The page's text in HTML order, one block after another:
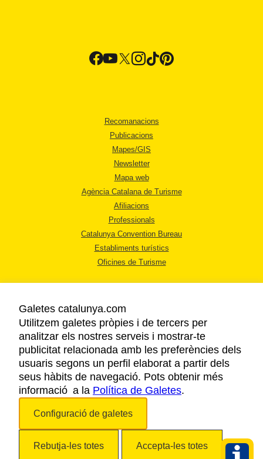
Recomanacions
Publicacions
Mapes/GIS
Newsletter
Mapa web
Agència Catalana de Turisme
Afiliacions
Professionals
Catalunya Convention Bureau
Establiments turístics
Oficines de Turisme
AVÍS LEGAL
POLÍTICA DE PRIVACITAT
COOKIES
ACCESSIBILITAT
Galetes catalunya.com
Utilitzem galetes pròpies i de tercers per
analitzar els nostres serveis i mostrar-te
publicitat relacionada amb les preferències dels
usuaris segons un perfil elaborat a partir dels
seus hàbits de navegació. Pots obtenir més
informació a la Política de Galetes.
Configuració de galetes
Rebutja-les totes Accepta-les totes